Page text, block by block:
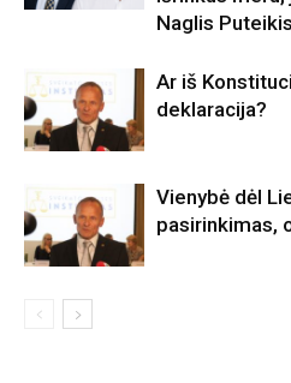
Naglis Puteikis
Ar iš
deklaracija?
Vienybė dėl
pasirinkimas,